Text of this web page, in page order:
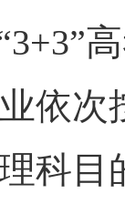
依次
科目